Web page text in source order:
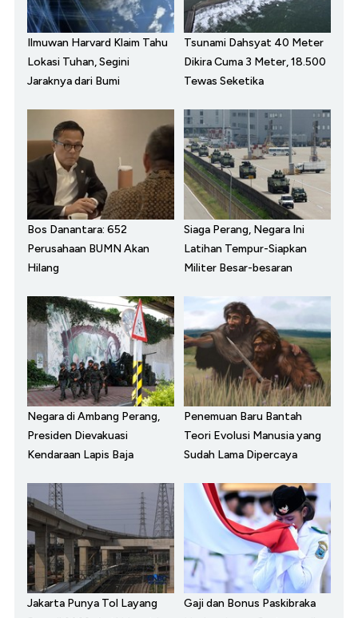
Ilmuwan Harvard Klaim Tahu
Lokasi Tuhan, Segini
Jaraknya dari Bumi
Tsunami Dahsyat 40 Meter
Dikira Cuma 3 Meter, 18.500
Tewas Seketika
Bos Danantara: 652
Perusahaan BUMN Akan
Hilang
Siaga Perang, Negara Ini
Latihan Tempur-Siapkan
Militer Besar-besaran
Negara di Ambang Perang,
Presiden Dievakuasi
Kendaraan Lapis Baja
Penemuan Baru Bantah
Teori Evolusi Manusia yang
Sudah Lama Dipercaya
Jakarta Punya Tol Layang
Gaji dan Bonus Paskibraka